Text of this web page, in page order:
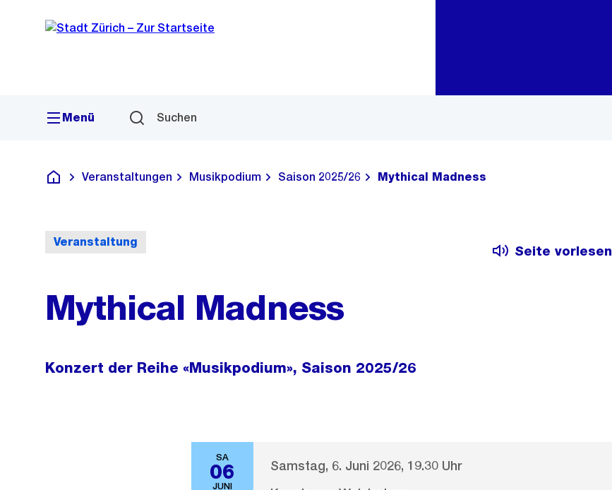
Navigation
Sprunglink
Menü Suchen
Deutsch
Veranstaltungen Musikpodium Saison 2025/26 Mythical Madness
Veranstaltung
Seite vorlesen
Mythical Madness
Konzert der Reihe «Musikpodium», Saison 2025/26
SA
06
JUNI
Samstag, 6. Juni 2026, 19.30 Uhr